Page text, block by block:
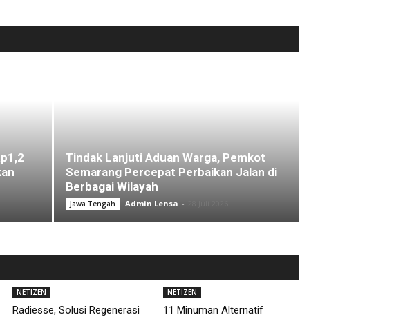
Tindak Lanjuti Aduan Warga, Pemkot
Semarang Percepat Perbaikan Jalan di
Berbagai Wilayah
Jawa Tengah Admin Lensa -
NETIZEN
Radiesse, Solusi Regenerasi
NETIZEN
11 Minuman Alternatif